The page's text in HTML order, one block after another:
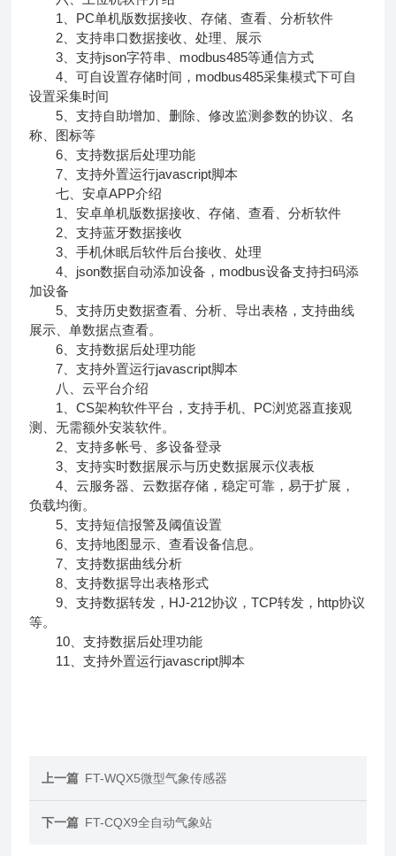
1、PC单机版数据接收、存储、查看、分析软件
2、支持串口数据接收、处理、展示
3、支持json字符串、modbus485等通信方式
4、可自设置存储时间，modbus485采集模式下可自
设置采集时间
5、支持自助增加、删除、修改监测参数的协议、名
称、图标等
6、支持数据后处理功能
7、支持外置运行javascript脚本
七、安卓APP介绍
1、安卓单机版数据接收、存储、查看、分析软件
2、支持蓝牙数据接收
3、手机休眠后软件后台接收、处理
4、json数据自动添加设备，modbus设备支持扫码添
加设备
5、支持历史数据查看、分析、导出表格，支持曲线
展示、单数据点查看。
6、支持数据后处理功能
7、支持外置运行javascript脚本
八、云平台介绍
1、CS架构软件平台，支持手机、PC浏览器直接观
测、无需额外安装软件。
2、支持多帐号、多设备登录
3、支持实时数据展示与历史数据展示仪表板
4、云服务器、云数据存储，稳定可靠，易于扩展，
负载均衡。
5、支持短信报警及阈值设置
6、支持地图显示、查看设备信息。
7、支持数据曲线分析
8、支持数据导出表格形式
9、支持数据转发，HJ-212协议，TCP转发，http协议
等。
10、支持数据后处理功能
11、支持外置运行javascript脚本
上一篇 FT-WQX5微型气象传感器
下一篇 FT-CQX9全自动气象站